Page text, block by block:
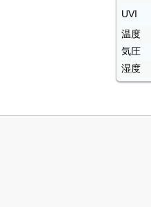
UVI
温度
気圧
湿度
風